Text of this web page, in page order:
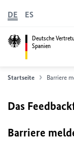
Deutsche
Spanien
DE ES
Startseite Barriere
Das
Barriere